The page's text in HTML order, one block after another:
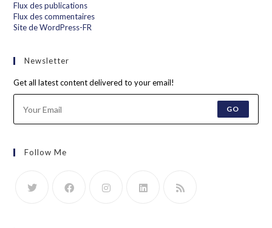
Flux des publications
Flux des commentaires
Site de WordPress-FR
Newsletter
Get all latest content delivered to your email!
GO
Follow Me